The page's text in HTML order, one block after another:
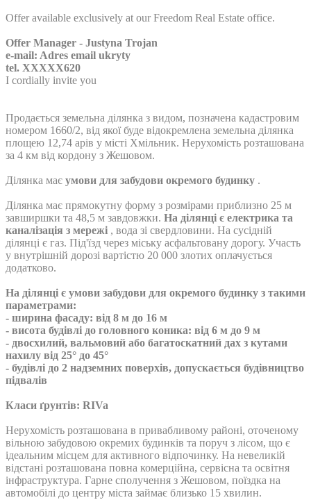
Offer available exclusively at our Freedom Real Estate office.
Offer Manager - Justyna Trojan
e-mail: Adres email ukryty
tel. XXXXX620
I cordially invite you
Продається земельна ділянка з видом, позначена кадастровим
номером 1660/2, від якої буде відокремлена земельна ділянка
площею 12,74 арів у місті Хмільник. Нерухомість розташована
за 4 км від кордону з Жешовом.
Ділянка має умови для забудови окремого будинку .
Ділянка має прямокутну форму з розмірами приблизно 25 м
завширшки та 48,5 м завдовжки. На ділянці є електрика та
каналізація з мережі , вода зі свердловини. На сусідній
ділянці є газ. Під'їзд через міську асфальтовану дорогу. Участь
у внутрішній дорозі вартістю 20 000 злотих оплачується
додатково.
На ділянці є умови забудови для окремого будинку з такими
параметрами:
- ширина фасаду: від 8 м до 16 м
- висота будівлі до головного коника: від 6 м до 9 м
- двосхилий, вальмовий або багатоскатний дах з кутами
нахилу від 25° до 45°
- будівлі до 2 надземних поверхів, допускається будівництво
підвалів
Класи ґрунтів: RIVa
Нерухомість розташована в привабливому районі, оточеному
вільною забудовою окремих будинків та поруч з лісом, що є
ідеальним місцем для активного відпочинку. На невеликій
відстані розташована повна комерційна, сервісна та освітня
інфраструктура. Гарне сполучення з Жешовом, поїздка на
автомобілі до центру міста займає близько 15 хвилин.